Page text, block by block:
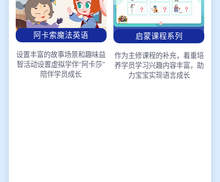
阿卡索魔法英语
设置丰富的故事场景和趣味益
智活动设置虚拟学伴“阿卡莎”
陪伴学员成长
启蒙课程系列
作为主修课程的补充，着重培
养学员学习兴趣内容丰富，助
力宝宝实现语言成长